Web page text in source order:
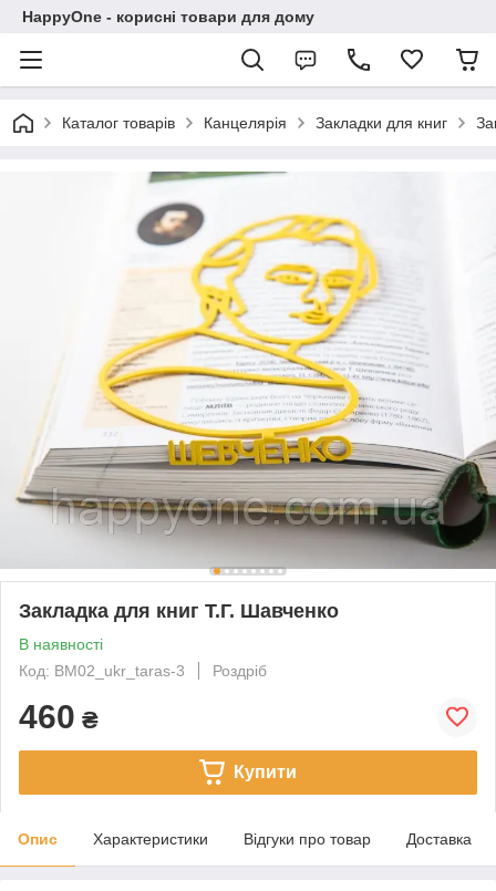
HappyOne - корисні товари для дому
Каталог товарів Канцелярія Закладки для книг
Закладка для книг Т.Г. Шавченко
В наявності
Код: BM02_ukr_taras-3
Роздріб
460 ₴
Купити
Опис Характеристики Відгуки про товар Доставка